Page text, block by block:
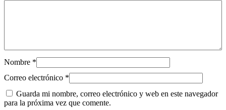
a
n
t
i
a
d
Nombre *
Correo electrónico *
Guarda mi nombre, correo electrónico y web en este navegador
para la próxima vez que comente.